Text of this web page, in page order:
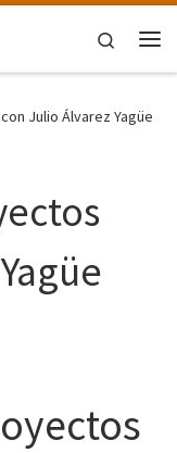
Search
Julio Álvarez Yagüe